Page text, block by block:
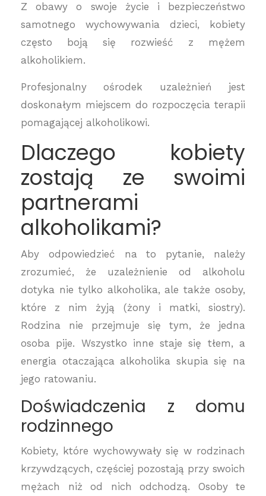
Z obawy o swoje życie i bezpieczeństwo
samotnego wychowywania dzieci, kobiety
często boją się rozwieść z mężem
alkoholikiem.
Profesjonalny ośrodek uzależnień jest
doskonałym miejscem do rozpoczęcia terapii
pomagającej alkoholikowi.
Dlaczego kobiety
zostają ze swoimi
partnerami
alkoholikami?
Aby odpowiedzieć na to pytanie, należy
zrozumieć, że uzależnienie od alkoholu
dotyka nie tylko alkoholika, ale także osoby,
które z nim żyją (żony i matki, siostry).
Rodzina nie przejmuje się tym, że jedna
osoba pije. Wszystko inne staje się tłem, a
energia otaczająca alkoholika skupia się na
jego ratowaniu.
Doświadczenia z domu
rodzinnego
Kobiety, które wychowywały się w rodzinach
krzywdzących, częściej pozostają przy swoich
mężach niż od nich odchodzą. Osoby te